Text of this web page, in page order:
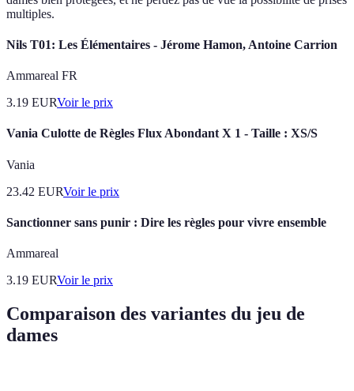
multiples.
Nils T01: Les Élémentaires - Jérome Hamon, Antoine Carrion
Ammareal FR
3.19 EURVoir le prix
Vania Culotte de Règles Flux Abondant X 1 - Taille : XS/S
Vania
23.42 EURVoir le prix
Sanctionner sans punir : Dire les règles pour vivre ensemble
Ammareal
3.19 EURVoir le prix
Comparaison des variantes du jeu de
dames